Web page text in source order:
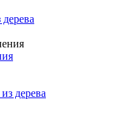
дерева